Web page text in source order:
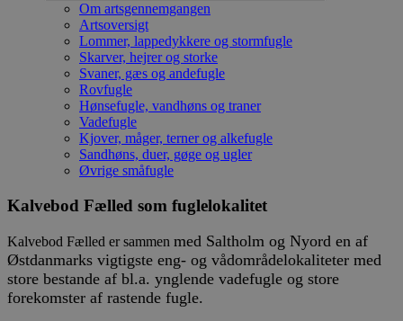
Om artsgennemgangen
Artsoversigt
Lommer, lappedykkere og stormfugle
Skarver, hejrer og storke
Svaner, gæs og andefugle
Rovfugle
Hønsefugle, vandhøns og traner
Vadefugle
Kjover, måger, terner og alkefugle
Sandhøns, duer, gøge og ugler
Øvrige småfugle
Kalvebod Fælled som fuglelokalitet
Kalvebod Fælled er sammen med Saltholm og Nyord en af
Østdanmarks vigtigste eng- og vådområdelokaliteter med
store bestande af bl.a. ynglende vadefugle og store
forekomster af rastende fugle.